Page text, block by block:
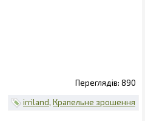
890
irriland Крапельне зрошення